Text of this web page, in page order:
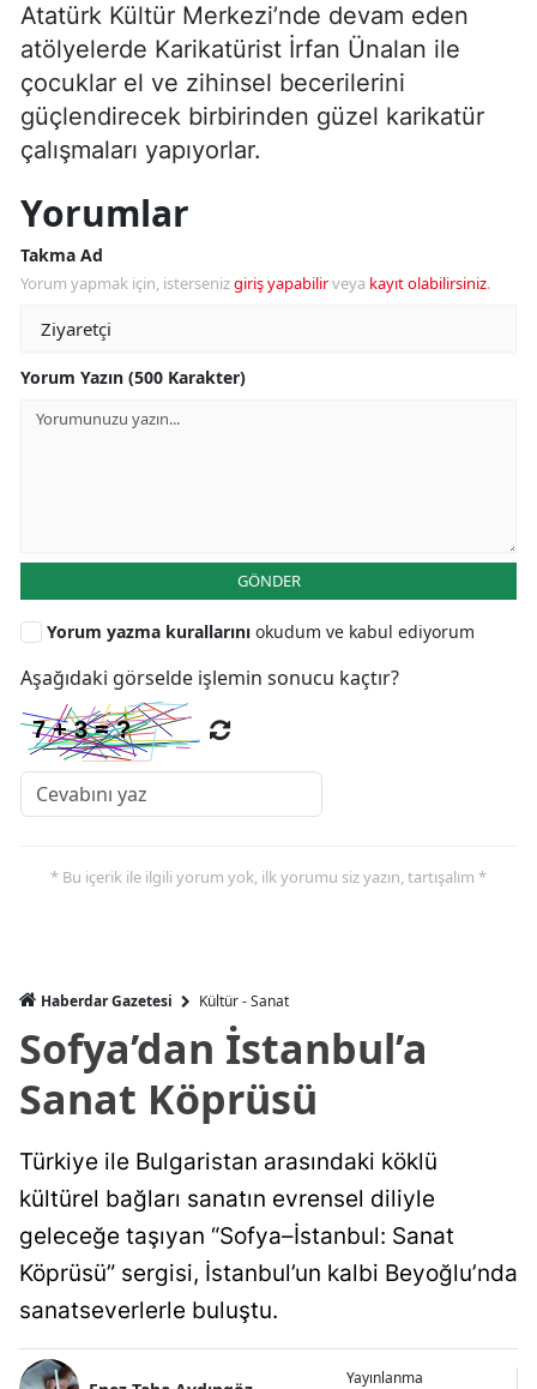
Atatürk Kültür Merkezi’nde devam eden
atölyelerde Karikatürist İrfan Ünalan ile
çocuklar el ve zihinsel becerilerini
güçlendirecek birbirinden güzel karikatür
çalışmaları yapıyorlar.
Yorumlar
Takma Ad
Yorum yapmak için, istersenizgiriş yapabilirveya kayıt olabilirsiniz.
Yorum Yazın (500 Karakter)
GÖNDER
Yorum yazma kurallarını okudum ve kabul ediyorum
Aşağıdaki görselde işlemin sonucu kaçtır?
* Bu içerik ile ilgili yorum yok, ilk yorumu siz yazın, tartışalım *
Haberdar Gazetesi Kültür - Sanat
Sofya’dan İstanbul’a
Sanat Köprüsü
Türkiye ile Bulgaristan arasındaki köklü
kültürel bağları sanatın evrensel diliyle
geleceğe taşıyan “Sofya–İstanbul: Sanat
Köprüsü” sergisi, İstanbul’un kalbi Beyoğlu’nda
sanatseverlerle buluştu.
Yayınlanma